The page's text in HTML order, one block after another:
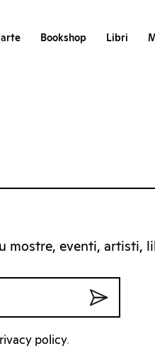
Bookshop Libri
mostre, eventi, artisti,
policy.